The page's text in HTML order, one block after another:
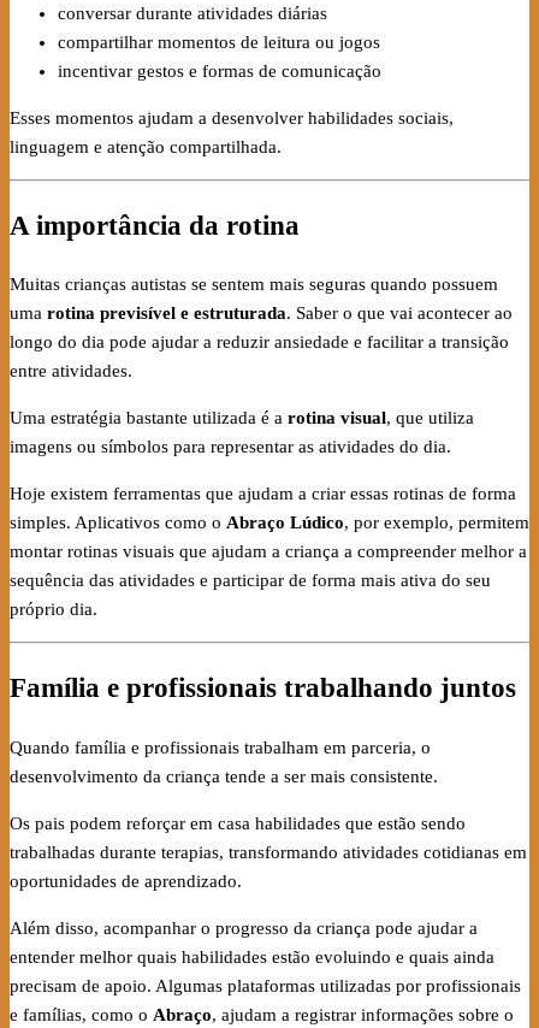
conversar durante atividades diárias
compartilhar momentos de leitura ou jogos
incentivar gestos e formas de comunicação
Esses momentos ajudam a desenvolver habilidades sociais,
linguagem e atenção compartilhada.
A importância da rotina
Muitas crianças autistas se sentem mais seguras quando possuem
uma rotina previsível e estruturada. Saber o que vai acontecer ao
longo do dia pode ajudar a reduzir ansiedade e facilitar a transição
entre atividades.
Uma estratégia bastante utilizada é a rotina visual, que utiliza
imagens ou símbolos para representar as atividades do dia.
Hoje existem ferramentas que ajudam a criar essas rotinas de forma
simples. Aplicativos como o Abraço Lúdico, por exemplo, permitem
montar rotinas visuais que ajudam a criança a compreender melhor a
sequência das atividades e participar de forma mais ativa do seu
próprio dia.
Família e profissionais trabalhando juntos
Quando família e profissionais trabalham em parceria, o
desenvolvimento da criança tende a ser mais consistente.
Os pais podem reforçar em casa habilidades que estão sendo
trabalhadas durante terapias, transformando atividades cotidianas em
oportunidades de aprendizado.
Além disso, acompanhar o progresso da criança pode ajudar a
entender melhor quais habilidades estão evoluindo e quais ainda
precisam de apoio. Algumas plataformas utilizadas por profissionais
e famílias, como o Abraço, ajudam a registrar informações sobre o